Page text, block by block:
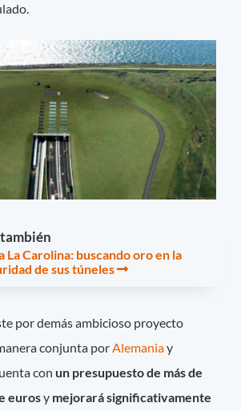
La Carolina: buscando oro en la
de sus túneles
por demás ambicioso proyecto
conjunta porAlemaniay
con un presupuesto de más de
eurosy mejorará significativamente